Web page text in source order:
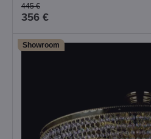
356 €
445 €
Showroom